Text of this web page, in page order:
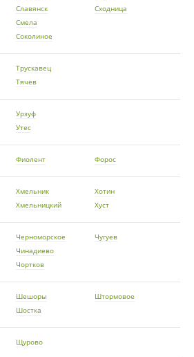
Славянск
Смела
Соколиное
Сходница
Трускавец
Тячев
Урзуф
Утес
Фиолент Форос
Хмельник
Хмельницкий
Хотин
Хуст
Черноморское
Чинадиево
Чортков
Чугуев
Шешоры
Шостка
Штормовое
Щурово